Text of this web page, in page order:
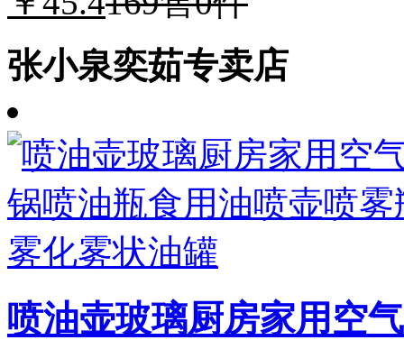
张小泉奕茹专卖店
喷油壶玻璃厨房家用空